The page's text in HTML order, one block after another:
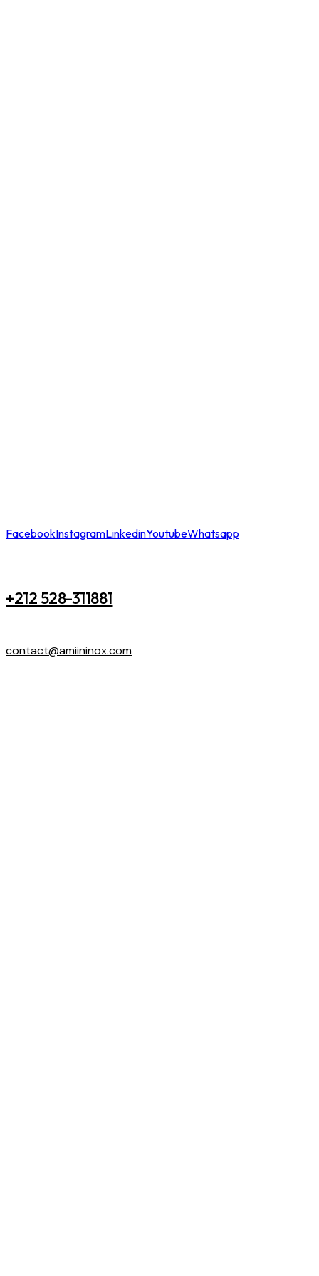
FacebookInstagramLinkedinYoutubeWhatsapp
+212 528-311881
contact@amiininox.com